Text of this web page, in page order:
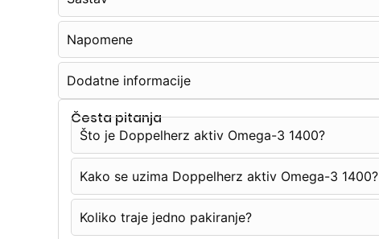
Napomene
Dodatne informacije
Česta pitanja
Što je Doppelherz aktiv Omega-3 1400?
Kako se uzima Doppelherz aktiv Omega-3 1400?
Koliko traje jedno pakiranje?